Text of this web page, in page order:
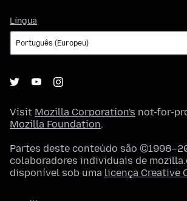
Língua
Visit Mozilla Corporation's not-for-
Mozilla Foundation.
Partes deste conteúdo são
colaboradores individuais de
disponível sob uma licença Creative